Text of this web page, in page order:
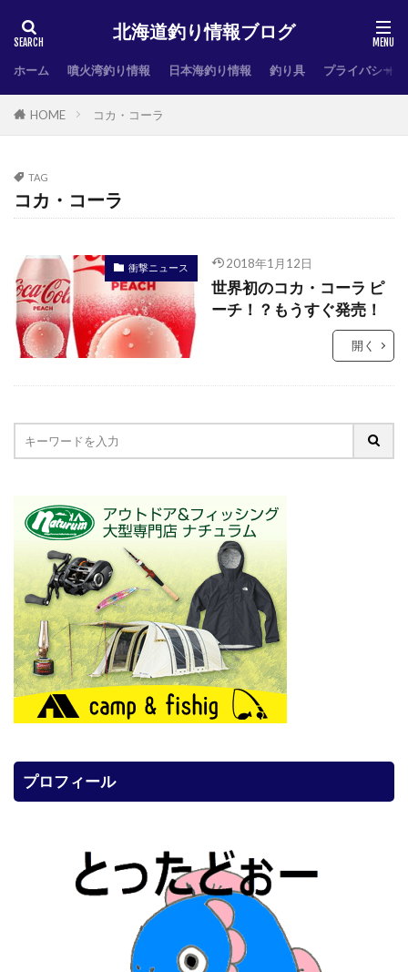
北海道釣り情報ブログ
ホーム 噴火湾釣り情報 日本海釣り情報 釣り具 プライバシー
HOME コカ・コーラ
TAG
コカ・コーラ
衝撃ニュース 2018年1月12日
世界初のコカ・コーラ ピ
ーチ！？もうすぐ発売！
開く
プロフィール